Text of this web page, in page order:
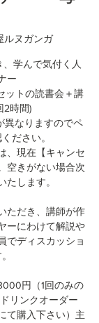
ルヌガンガ
学んで気付く人
ー
ットの読書会＋講
2時間)
異なりますのでペ
ださい。
、現在【キャンセ
空きがない場合次
たします。
ただき、講師が作
ーにわけて解説や
でディスカッショ
円（1回のみの
リンクオーダー
て購入下さい）主